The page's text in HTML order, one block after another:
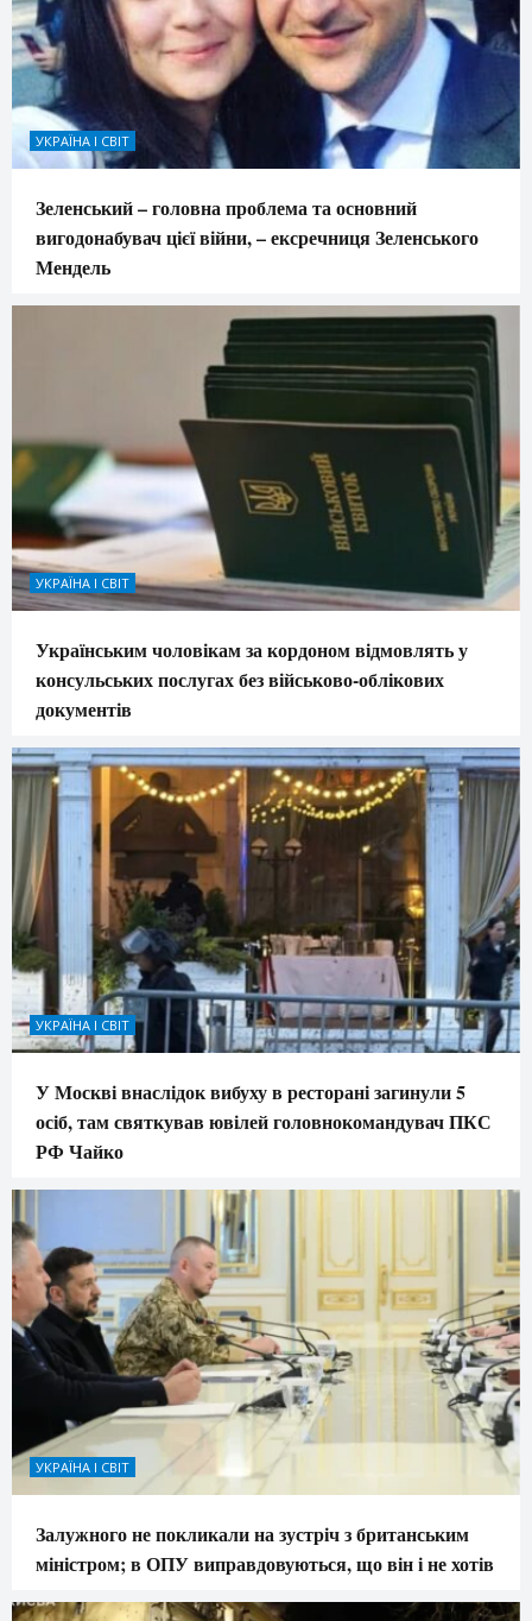
УКРАЇНА І СВІТ
Зеленський – головна проблема та основний
вигодонабувач цієї війни, – ексречниця Зеленського
Мендель
УКРАЇНА І СВІТ
Українським чоловікам за кордоном відмовлять у
консульських послугах без військово-облікових
документів
УКРАЇНА І СВІТ
У Москві внаслідок вибуху в ресторані загинули 5
осіб, там святкував ювілей головнокомандувач ПКС
РФ Чайко
УКРАЇНА І СВІТ
Залужного не покликали на зустріч з британським
міністром; в ОПУ виправдовуються, що він і не хотів